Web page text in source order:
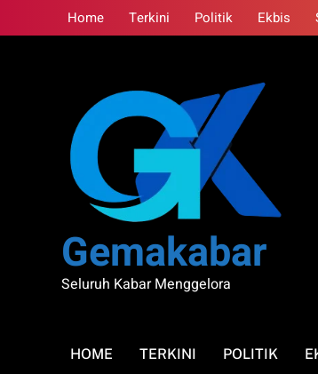
to
Home Terkini Politik Ekbis
Gemakabar
Seluruh Kabar Menggelora
HOME TERKINI POLITIK